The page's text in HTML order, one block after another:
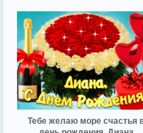
Тебе желаю море счастья